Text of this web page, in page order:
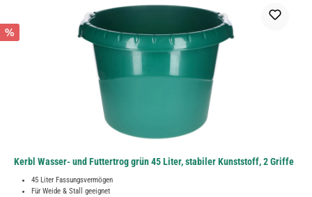
%
Kerbl Wasser- und Futtertrog grün 45 Liter, stabiler Kunststoff, 2 Griffe
45 Liter Fassungsvermögen
Für Weide & Stall geeignet